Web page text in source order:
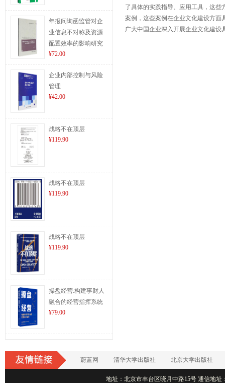
年报问询函监管对企
业信息不对称及资源
配置效率的影响研究
¥72.00
企业内部控制与风险
管理
¥42.00
战略不在顶层
¥119.90
战略不在顶层
¥119.90
战略不在顶层
¥119.90
操盘经营:构建事财人
融合的经营指挥系统
¥79.00
了具体的实践指导、应用工具，这些
案例，这些案例在企业文化建设方面
广大中国企业深入开展企业文化建设
蔚蓝网 清华大学出版社 北京大学出版社
地址：北京市丰台区晓月中路15号 通信地址